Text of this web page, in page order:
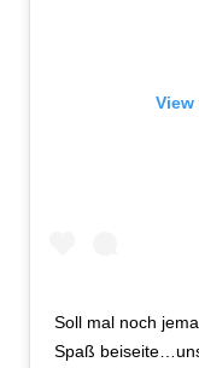
Soll mal noch
Spaß